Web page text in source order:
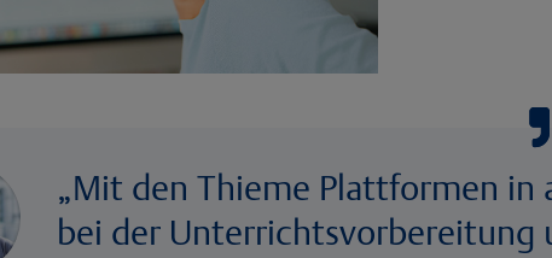
„Mit den Thieme Plattformen in
bei der Unterrichtsvorbereitung